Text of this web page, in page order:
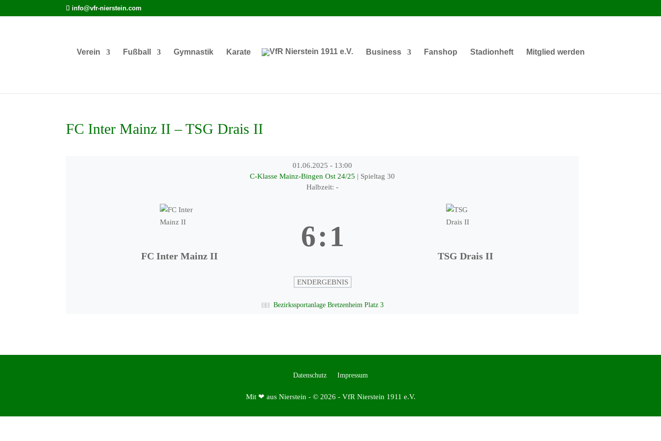
info@vfr-nierstein.com
Verein Fußball Gymnastik Karate Business Fanshop Stadionheft Mitglied werden
FC Inter Mainz II – TSG Drais II
01.06.2025 - 13:00
C-Klasse Mainz-Bingen Ost 24/25 | Spieltag 30
Halbzeit: -
FC Inter Mainz II
6:1
TSG Drais II
ENDERGEBNIS
Bezirkssportanlage Bretzenheim Platz 3
Datenschutz Impressum
Mit ❤ aus Nierstein - © 2026 - VfR Nierstein 1911 e.V.